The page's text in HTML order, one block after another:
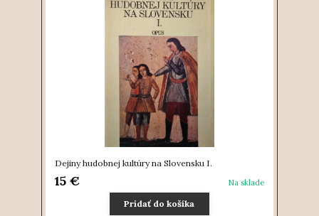
Dejiny hudobnej kultúry na Slovensku I.
15 € Na sklade
Pridať do košíka